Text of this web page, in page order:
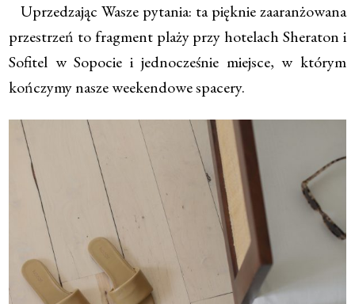
Uprzedzając Wasze pytania: ta pięknie zaaranżowana
przestrzeń to fragment plaży przy hotelach Sheraton i
Sofitel w Sopocie i jednocześnie miejsce, w którym
kończymy nasze weekendowe spacery.